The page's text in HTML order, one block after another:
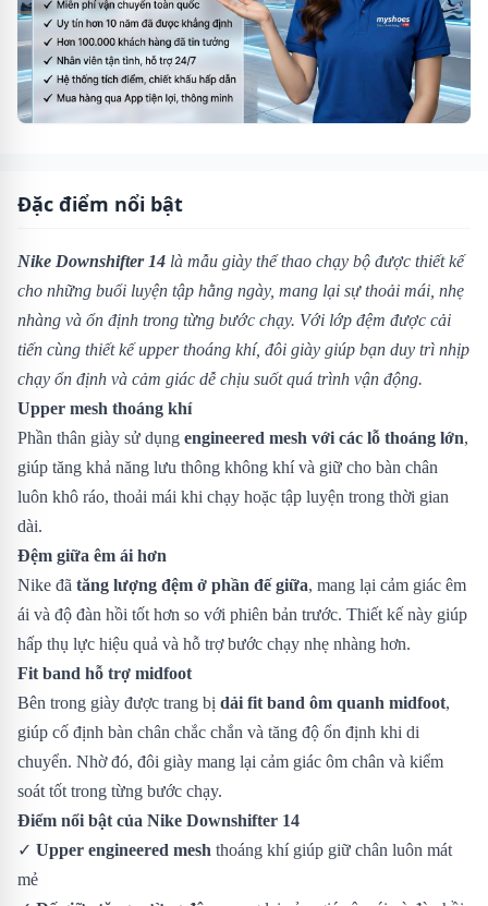
Đặc điểm nổi bật
Nike Downshifter 14 là mẫu giày thể thao chạy bộ được thiết kế
cho những buổi luyện tập hằng ngày, mang lại sự thoải mái, nhẹ
nhàng và ổn định trong từng bước chạy. Với lớp đệm được cải
tiến cùng thiết kế upper thoáng khí, đôi giày giúp bạn duy trì nhịp
chạy ổn định và cảm giác dễ chịu suốt quá trình vận động.
Upper mesh thoáng khí
Phần thân giày sử dụng engineered mesh với các lỗ thoáng lớn,
giúp tăng khả năng lưu thông không khí và giữ cho bàn chân
luôn khô ráo, thoải mái khi chạy hoặc tập luyện trong thời gian
dài.
Đệm giữa êm ái hơn
Nike đã tăng lượng đệm ở phần đế giữa, mang lại cảm giác êm
ái và độ đàn hồi tốt hơn so với phiên bản trước. Thiết kế này giúp
hấp thụ lực hiệu quả và hỗ trợ bước chạy nhẹ nhàng hơn.
Fit band hỗ trợ midfoot
Bên trong giày được trang bị dải fit band ôm quanh midfoot,
giúp cố định bàn chân chắc chắn và tăng độ ổn định khi di
chuyển. Nhờ đó, đôi giày mang lại cảm giác ôm chân và kiểm
soát tốt trong từng bước chạy.
Điểm nổi bật của Nike Downshifter 14
✓ Upper engineered mesh thoáng khí giúp giữ chân luôn mát
mẻ